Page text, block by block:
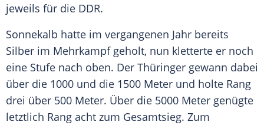
jeweils für die DDR.
Sonnekalb hatte im vergangenen Jahr bereits
Silber im Mehrkampfgeholt, nun kletterte er noch
eine Stufe nach oben. Der Thüringer gewann dabei
über die 1000 und die 1500 Meter und holte Rang
drei über 500 Meter. Über die 5000 Meter genügte
letztlich Rang acht zum Gesamtsieg. Zum